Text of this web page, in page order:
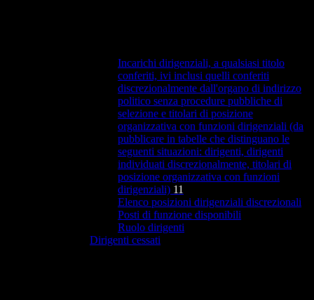
Incarichi dirigenziali, a qualsiasi titolo
conferiti, ivi inclusi quelli conferiti
discrezionalmente dall'organo di indirizzo
politico senza procedure pubbliche di
selezione e titolari di posizione
organizzativa con funzioni dirigenziali (da
pubblicare in tabelle che distinguano le
seguenti situazioni: dirigenti, dirigenti
individuati discrezionalmente, titolari di
posizione organizzativa con funzioni
dirigenziali) 11
Elenco posizioni dirigenziali discrezionali
Posti di funzione disponibili
Ruolo dirigenti
Dirigenti cessati